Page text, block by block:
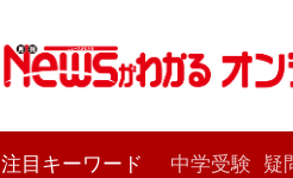
注目キーワード 中学受験 疑